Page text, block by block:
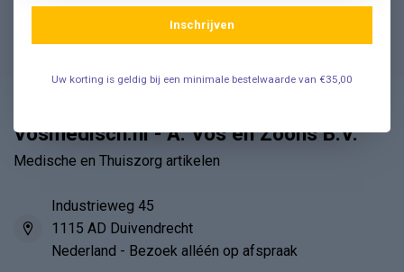
Veelgestelde Vragen
Vosmedisch.nl - A. Vos en Zoons B.V.
Medische en Thuiszorg artikelen
Industrieweg 45
1115 AD Duivendrecht
Nederland - Bezoek alléén op afspraak
Inschrijven
Uw korting is geldig bij een minimale bestelwaarde van €35,00